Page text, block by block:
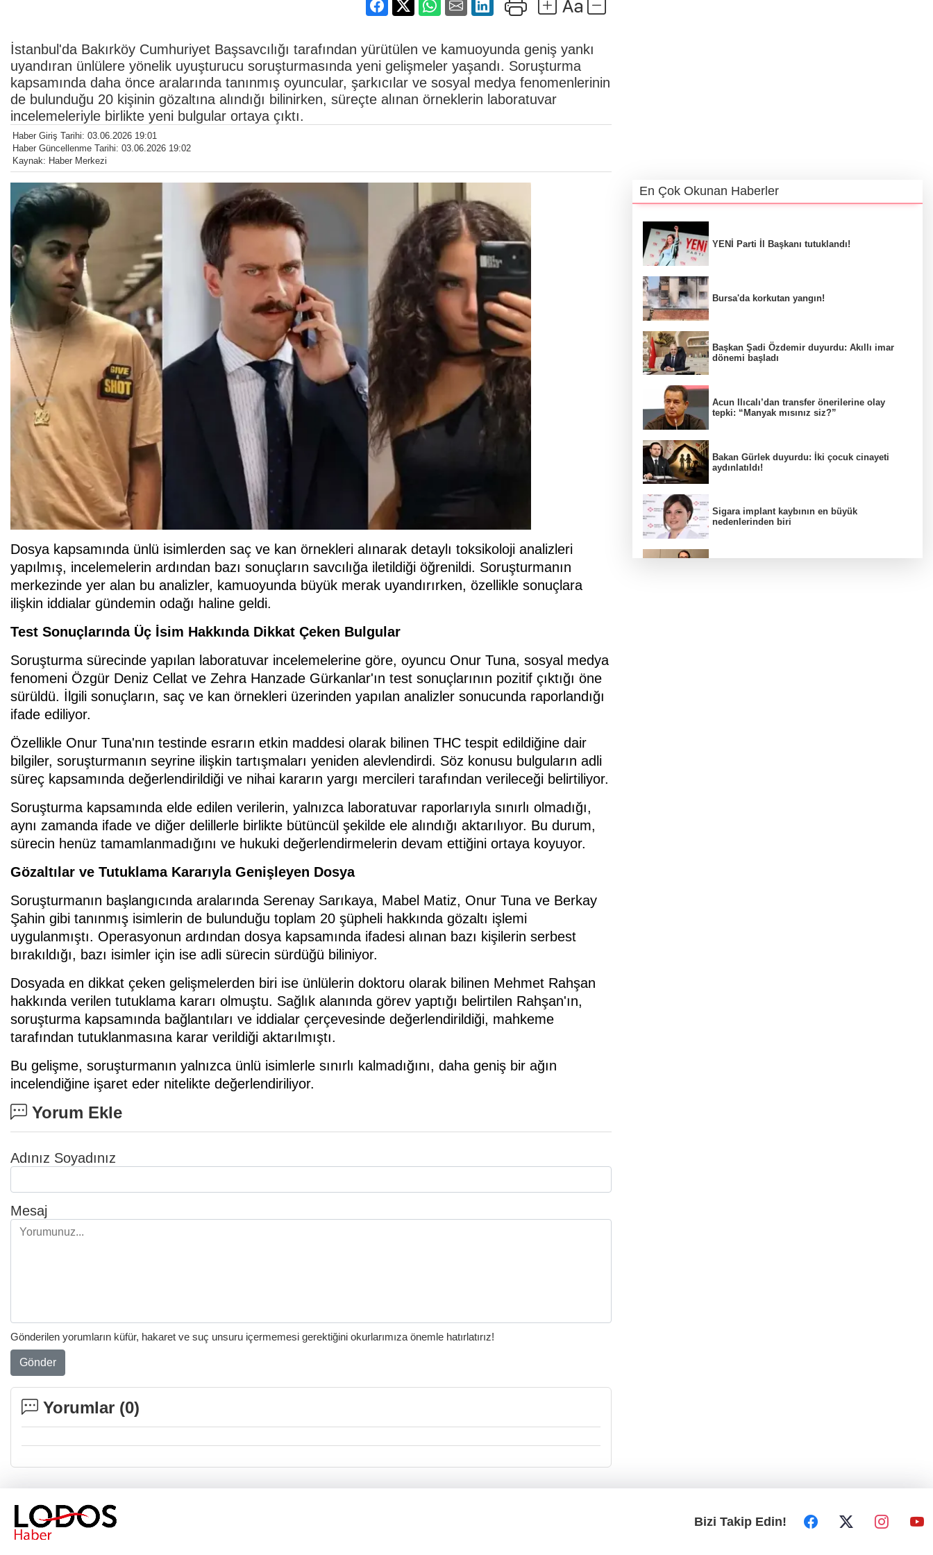
İstanbul'da Bakırköy Cumhuriyet Başsavcılığı tarafından yürütülen ve kamuoyunda geniş yankı
uyandıran ünlülere yönelik uyuşturucu soruşturmasında yeni gelişmeler yaşandı. Soruşturma
kapsamında daha önce aralarında tanınmış oyuncular, şarkıcılar ve sosyal medya fenomenlerinin
de bulunduğu 20 kişinin gözaltına alındığı bilinirken, süreçte alınan örneklerin laboratuvar
incelemeleriyle birlikte yeni bulgular ortaya çıktı.
Haber Giriş Tarihi: 03.06.2026 19:01
Haber Güncellenme Tarihi: 03.06.2026 19:02
Kaynak: Haber Merkezi
Dosya kapsamında ünlü isimlerden saç ve kan örnekleri alınarak detaylı toksikoloji analizleri
yapılmış, incelemelerin ardından bazı sonuçların savcılığa iletildiği öğrenildi. Soruşturmanın
merkezinde yer alan bu analizler, kamuoyunda büyük merak uyandırırken, özellikle sonuçlara
ilişkin iddialar gündemin odağı haline geldi.
Test Sonuçlarında Üç İsim Hakkında Dikkat Çeken Bulgular
Soruşturma sürecinde yapılan laboratuvar incelemelerine göre, oyuncu Onur Tuna, sosyal medya
fenomeni Özgür Deniz Cellat ve Zehra Hanzade Gürkanlar'ın test sonuçlarının pozitif çıktığı öne
sürüldü. İlgili sonuçların, saç ve kan örnekleri üzerinden yapılan analizler sonucunda raporlandığı
ifade ediliyor.
Özellikle Onur Tuna'nın testinde esrarın etkin maddesi olarak bilinen THC tespit edildiğine dair
bilgiler, soruşturmanın seyrine ilişkin tartışmaları yeniden alevlendirdi. Söz konusu bulguların adli
süreç kapsamında değerlendirildiği ve nihai kararın yargı mercileri tarafından verileceği belirtiliyor.
Soruşturma kapsamında elde edilen verilerin, yalnızca laboratuvar raporlarıyla sınırlı olmadığı,
aynı zamanda ifade ve diğer delillerle birlikte bütüncül şekilde ele alındığı aktarılıyor. Bu durum,
sürecin henüz tamamlanmadığını ve hukuki değerlendirmelerin devam ettiğini ortaya koyuyor.
Gözaltılar ve Tutuklama Kararıyla Genişleyen Dosya
Soruşturmanın başlangıcında aralarında Serenay Sarıkaya, Mabel Matiz, Onur Tuna ve Berkay
Şahin gibi tanınmış isimlerin de bulunduğu toplam 20 şüpheli hakkında gözaltı işlemi
uygulanmıştı. Operasyonun ardından dosya kapsamında ifadesi alınan bazı kişilerin serbest
bırakıldığı, bazı isimler için ise adli sürecin sürdüğü biliniyor.
Dosyada en dikkat çeken gelişmelerden biri ise ünlülerin doktoru olarak bilinen Mehmet Rahşan
hakkında verilen tutuklama kararı olmuştu. Sağlık alanında görev yaptığı belirtilen Rahşan'ın,
soruşturma kapsamında bağlantıları ve iddialar çerçevesinde değerlendirildiği, mahkeme
tarafından tutuklanmasına karar verildiği aktarılmıştı.
Bu gelişme, soruşturmanın yalnızca ünlü isimlerle sınırlı kalmadığını, daha geniş bir ağın
incelendiğine işaret eder nitelikte değerlendiriliyor.
Yorum Ekle
Adınız Soyadınız
Mesaj
Gönderilen yorumların küfür, hakaret ve suç unsuru içermemesi gerektiğini okurlarımıza önemle hatırlatırız!
Gönder
Yorumlar (0)
En Çok Okunan Haberler
YENİ Parti İl Başkanı tutuklandı!
Bursa'da korkutan yangın!
Başkan Şadi Özdemir duyurdu: Akıllı imar
dönemi başladı
Acun Ilıcalı’dan transfer önerilerine olay
tepki: “Manyak mısınız siz?”
Bakan Gürlek duyurdu: İki çocuk cinayeti
aydınlatıldı!
Sigara implant kaybının en büyük
nedenlerinden biri
Bizi Takip Edin!